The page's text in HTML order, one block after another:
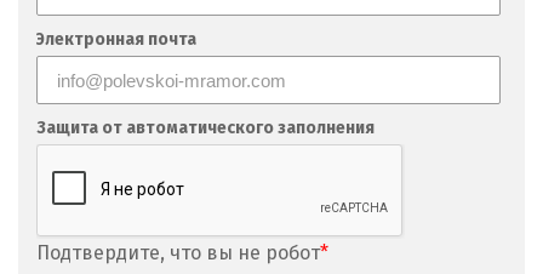
Электронная почта
Защита от автоматического заполнения
Подтвердите, что вы не робот*